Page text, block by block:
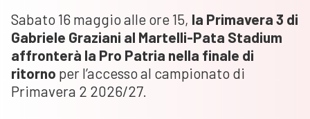
Sabato 16 maggio alle ore 15, la Primavera 3 di
Gabriele Graziani al Martelli-Pata Stadium
affronterà la Pro Patria nella finale di
ritorno per l’accesso al campionato di
Primavera 2 2026/27.